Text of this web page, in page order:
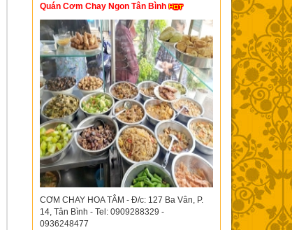
Quán Cơm Chay Ngon Tân Bình
CƠM CHAY HOA TÂM - Đ/c: 127 Ba Vân, P.
14, Tân Bình - Tel: 0909288329 -
0936248477